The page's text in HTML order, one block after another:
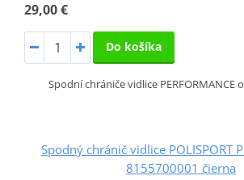
29,00 €
Do košíka
Spodní chrániče vidlice PERFORMANCE
Spodný chránič vidlice POLISPORT
8155700001 čierna